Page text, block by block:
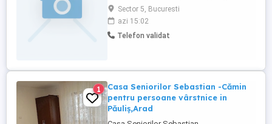
alegere , salarii de pana la 8000 lei se
poate opta pt cumpararea masinii adica
masina la ramanere
Sector 5, Bucuresti
azi 15:02
Telefon validat
1
Casa Seniorilor Sebastian -Cămin
pentru persoane vârstnice in
Păuliș,Arad